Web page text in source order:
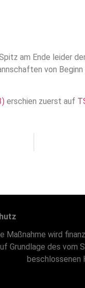
am Ende leider
von
erschien zuerst auf
Maßnahme wird
Grundlage des vom
beschlossenen